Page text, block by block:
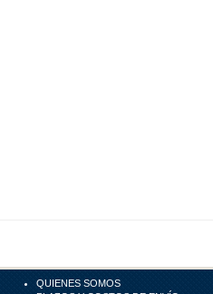
QUIENES SOMOS